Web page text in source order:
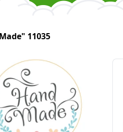
Глітери
пігменти
інгредієнти
11035